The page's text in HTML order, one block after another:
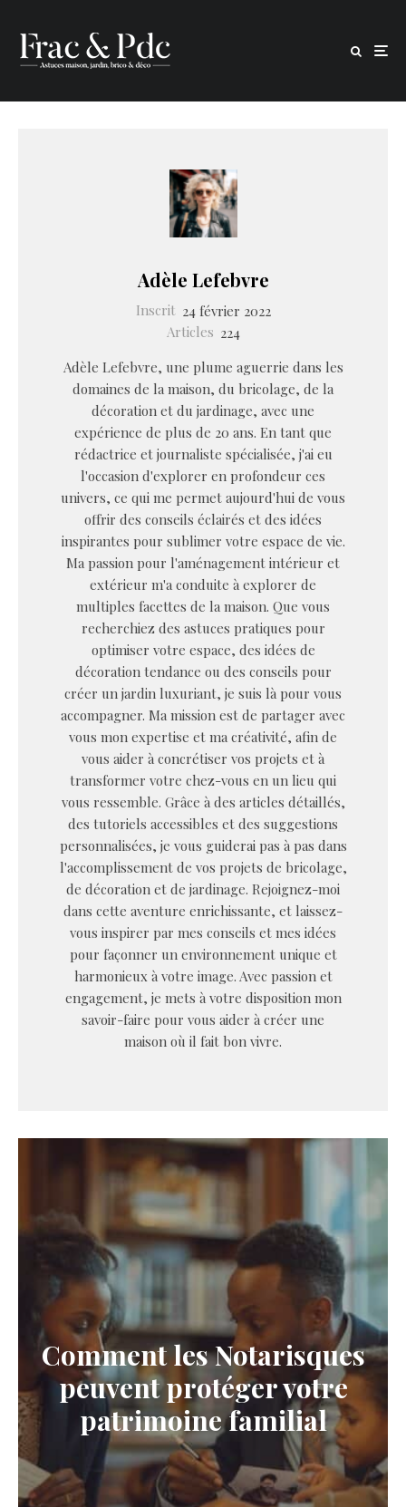
Adèle Lefebvre
Inscrit 24 février 2022
Articles 224
Adèle Lefebvre, une plume aguerrie dans les
domaines de la maison, du bricolage, de la
décoration et du jardinage, avec une
expérience de plus de 20 ans. En tant que
rédactrice et journaliste spécialisée, j'ai eu
l'occasion d'explorer en profondeur ces
univers, ce qui me permet aujourd'hui de vous
offrir des conseils éclairés et des idées
inspirantes pour sublimer votre espace de vie.
Ma passion pour l'aménagement intérieur et
extérieur m'a conduite à explorer de
multiples facettes de la maison. Que vous
recherchiez des astuces pratiques pour
optimiser votre espace, des idées de
décoration tendance ou des conseils pour
créer un jardin luxuriant, je suis là pour vous
accompagner. Ma mission est de partager avec
vous mon expertise et ma créativité, afin de
vous aider à concrétiser vos projets et à
transformer votre chez-vous en un lieu qui
vous ressemble. Grâce à des articles détaillés,
des tutoriels accessibles et des suggestions
personnalisées, je vous guiderai pas à pas dans
l'accomplissement de vos projets de bricolage,
de décoration et de jardinage. Rejoignez-moi
dans cette aventure enrichissante, et laissez-
vous inspirer par mes conseils et mes idées
pour façonner un environnement unique et
harmonieux à votre image. Avec passion et
engagement, je mets à votre disposition mon
savoir-faire pour vous aider à créer une
maison où il fait bon vivre.
Comment les Notarisques
peuvent protéger votre
patrimoine familial